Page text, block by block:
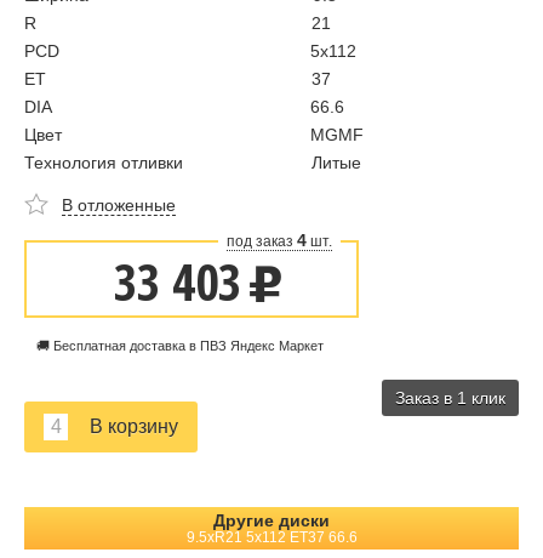
R
21
PCD
5x112
ET
37
DIA
66.6
Цвет
MGMF
Технология отливки
Литые
В отложенные
под заказ 4 шт.
33 403 u
🚚 Бесплатная доставка в ПВЗ Яндекс Маркет
Заказ в 1 клик
Другие диски
9.5xR21 5x112 ET37 66.6